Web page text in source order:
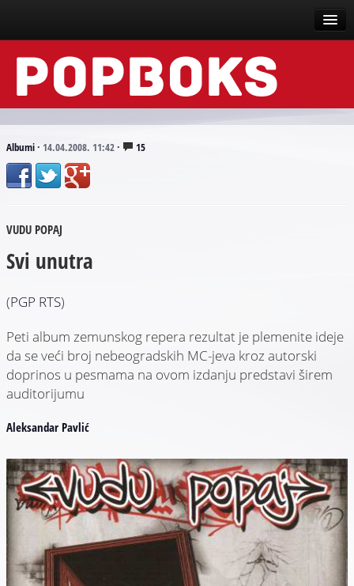
Vesti
Događaji
Tekstovi
Scena
Arhive
Albumi· 14.04.2008. 11:42· 15
VUDU POPAJ
Svi unutra
(PGP RTS)
Peti album zemunskog repera rezultat je plemenite ideje
da se veći broj nebeogradskih MC-jeva kroz autorski
doprinos u pesmama na ovom izdanju predstavi širem
auditorijumu
Aleksandar Pavlić